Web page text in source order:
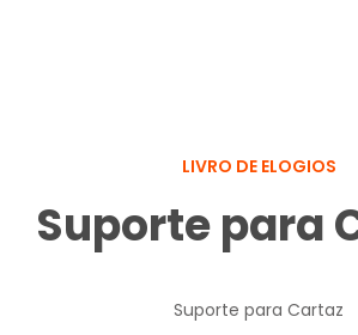
LIVRO DE ELOGIOS
Suporte para
Suporte para Cartaz